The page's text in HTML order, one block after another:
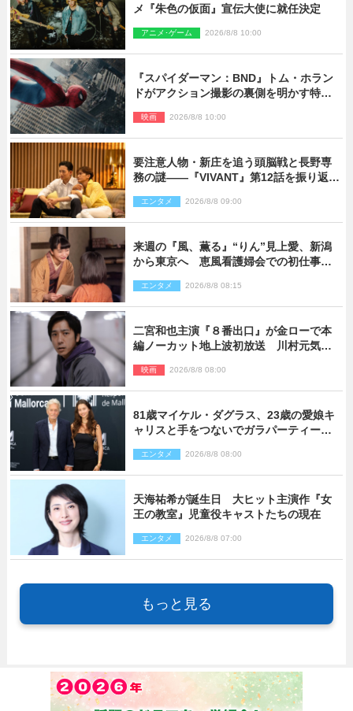
メ『朱色の仮面』宣伝大使に就任決定
アニメ･ゲーム 2026/8/8 10:00
『スパイダーマン：BND』トム・ホラン
ドがアクション撮影の裏側を明かす特別
映画 2026/8/8 10:00
要注意人物・新庄を追う頭脳戦と長野専
務の謎――『VIVANT』第12話を振り返
エンタメ 2026/8/8 09:00
来週の『風、薫る』“りん”見上愛、新潟
から東京へ 恵風看護婦会での初仕事に
エンタメ 2026/8/8 08:15
二宮和也主演『８番出口』が金ローで本
編ノーカット地上波初放送 川村元気監
映画 2026/8/8 08:00
81歳マイケル・ダグラス、23歳の愛娘キ
ャリスと手をつないでガラパーティーに
エンタメ 2026/8/8 08:00
天海祐希が誕生日 大ヒット主演作『女
王の教室』児童役キャストたちの現在
エンタメ 2026/8/8 07:00
もっと見る